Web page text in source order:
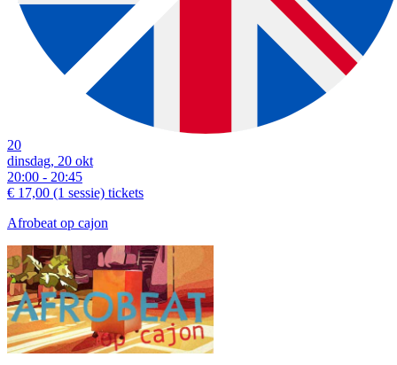
20
dinsdag, 20 okt
20:00 - 20:45
€ 17,00 (1 sessie) tickets
Afrobeat op cajon